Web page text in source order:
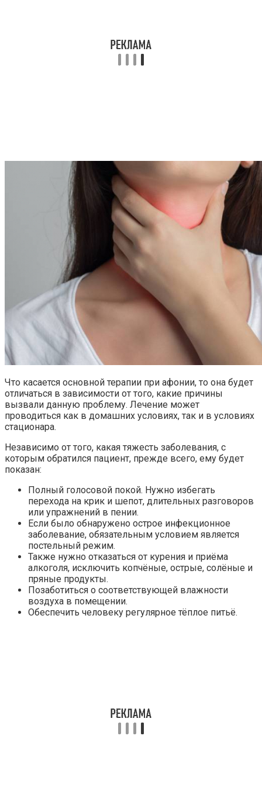
Что касается основной терапии при афонии, то она будет
отличаться в зависимости от того, какие причины
вызвали данную проблему. Лечение может
проводиться как в домашних условиях, так и в условиях
стационара.
Независимо от того, какая тяжесть заболевания, с
которым обратился пациент, прежде всего, ему будет
показан:
Полный голосовой покой. Нужно избегать
перехода на крик и шепот, длительных разговоров
или упражнений в пении.
Если было обнаружено острое инфекционное
заболевание, обязательным условием является
постельный режим.
Также нужно отказаться от курения и приёма
алкоголя, исключить копчёные, острые, солёные и
пряные продукты.
Позаботиться о соответствующей влажности
воздуха в помещении.
Обеспечить человеку регулярное тёплое питьё.